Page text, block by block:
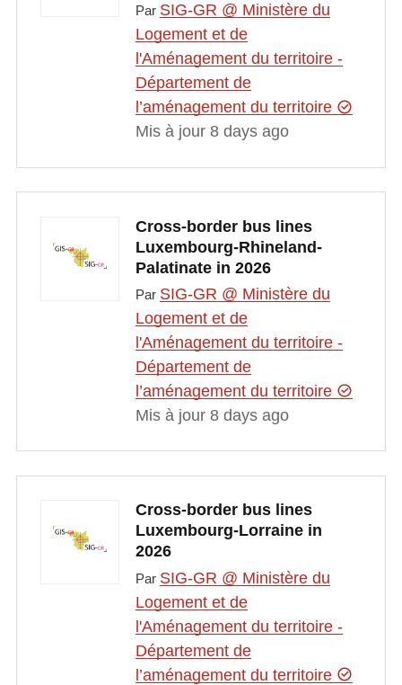
Par SIG-GR @ Ministère du
Logement et de
l'Aménagement du territoire -
Département de
l’aménagement du territoire
Mis à jour 8 days ago
Cross-border bus lines
Luxembourg-Rhineland-
Palatinate in 2026
Par SIG-GR @ Ministère du
Logement et de
l'Aménagement du territoire -
Département de
l’aménagement du territoire
Mis à jour 8 days ago
Cross-border bus lines
Luxembourg-Lorraine in
2026
Par SIG-GR @ Ministère du
Logement et de
l'Aménagement du territoire -
Département de
l’aménagement du territoire